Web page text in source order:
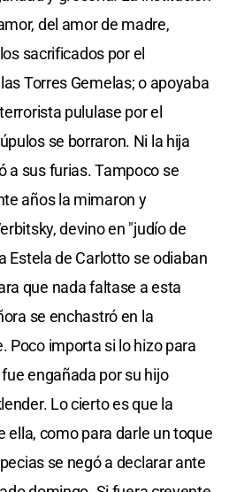
del amor de madre,
sacrificados por el
Torres Gemelas; o apoyaba
pululase por el
se borraron. Ni la hija
a sus furias. Tampoco se
años la mimaron y
devino en "judío de
Estela de Carlotto se odiaban
que nada faltase a esta
se enchastró en la
Poco importa si lo hizo para
engañada por su hijo
Lo cierto es que la
ella, como para darle un toque
se negó a declarar ante